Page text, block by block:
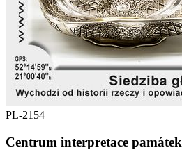
PL-2154
Centrum interpretace památek